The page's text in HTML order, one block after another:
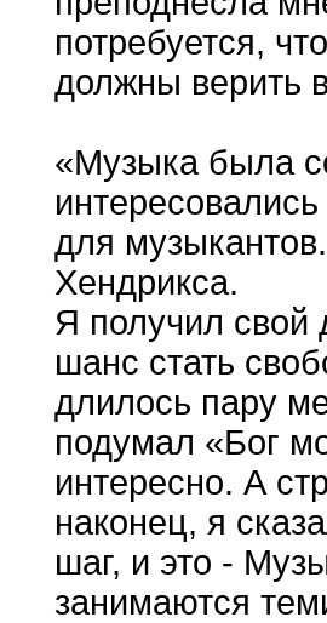
потребуется,
должны верить
«Музыка была
для
Хендрикса.
Я получил свой
шанс стать
длилось пару
подумал «Бог
интересно. А
наконец, я
шаг, и это -
занимаются